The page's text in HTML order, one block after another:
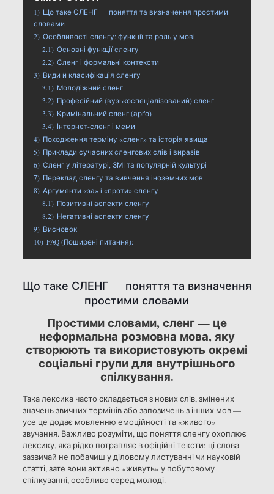
1) Що таке СЛЕНГ — поняття та визначення простими
словами
2) Особливості сленгу: функції та роль у мові
2.1) Основні функції сленгу
2.2) Сленг і формальні контексти
3) Види й класифікація сленгу
3.1) Молодіжний сленг
3.2) Професійний (вузькоспеціалізований) сленг
3.3) Кримінальний сленг (арґо)
3.4) Інтернет-сленг і меми
4) Походження терміну «сленг» та історія явища
5) Приклади сучасних сленгових слів і виразів
6) Сленг у літературі, ЗМІ та популярній культурі
7) Переклад сленгу та вивчення іноземних мов
8) Аргументи «за» і «проти» сленгу
8.1) Позитивні аспекти сленгу
8.2) Негативні аспекти сленгу
9) Висновок
10) FAQ (Поширені питання):
Що таке СЛЕНГ — поняття та визначення
простими словами
Простими словами, сленг — це
неформальна розмовна мова, яку
створюють та використовують окремі
соціальні групи для внутрішнього
спілкування.
Така лексика часто складається з нових слів, змінених
значень звичних термінів або запозичень з інших мов —
усе це додає мовленню емоційності та «живого»
звучання. Важливо розуміти, що поняття сленгу охоплює
лексику, яка рідко потрапляє в офіційні тексти: ці слова
зазвичай не побачиш у діловому листуванні чи науковій
статті, зате вони активно «живуть» у побутовому
спілкуванні, особливо серед молоді.